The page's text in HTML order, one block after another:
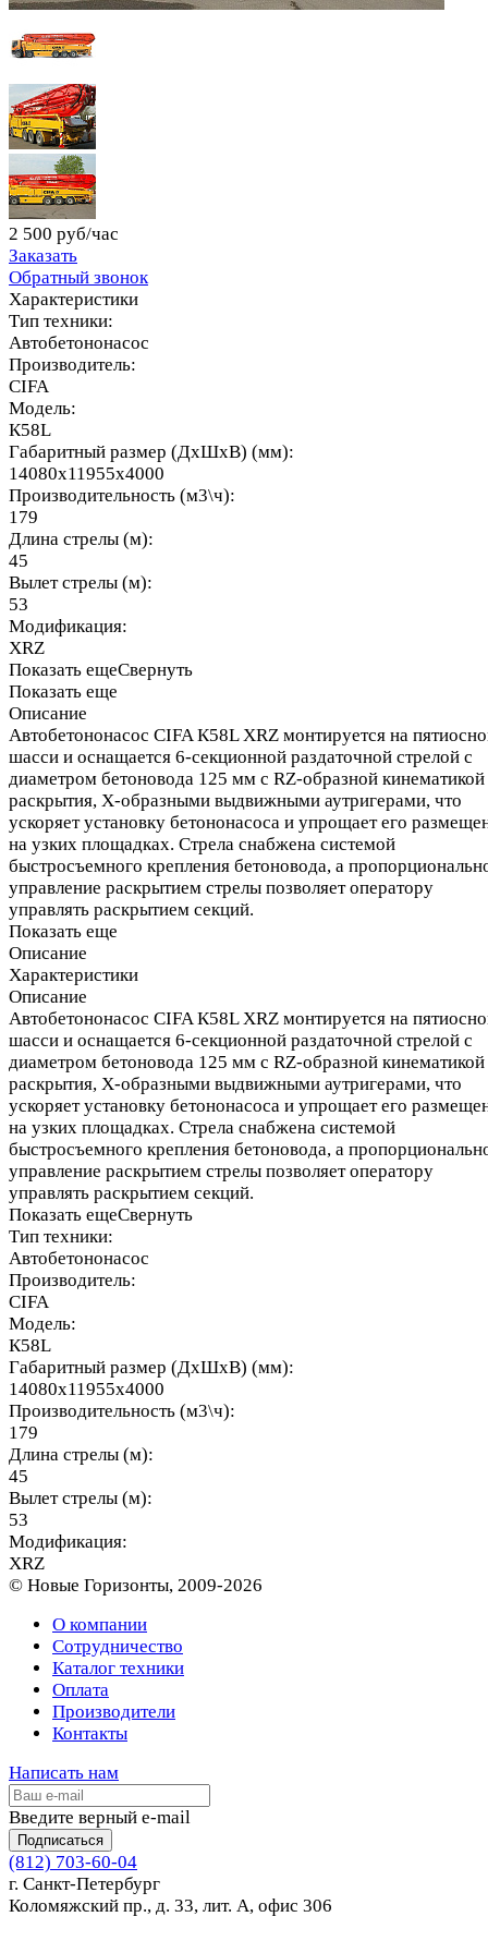
2 500 руб/час
Заказать
Обратный звонок
Характеристики
Тип техники:
Автобетононасос
Производитель:
CIFA
Модель:
К58L
Габаритный размер (ДхШхВ) (мм):
14080x11955x4000
Производительность (м3\ч):
179
Длина стрелы (м):
45
Вылет стрелы (м):
53
Модификация:
XRZ
Показать ещеСвернуть
Показать еще
Описание
Автобетононасос CIFA К58L XRZ монтируется на
шасси и оснащается 6-секционной раздаточной стрелой с
диаметром бетоновода 125 мм с RZ-образной кинематикой
раскрытия, Х-образными выдвижными аутригерами, что
ускоряет установку бетононасоса и упрощает его
на узких площадках. Стрела снабжена системой
быстросъемного крепления бетоновода, а
управление раскрытием стрелы позволяет оператору
управлять раскрытием секций.
Показать еще
Описание
Характеристики
Описание
Автобетононасос CIFA К58L XRZ монтируется на
шасси и оснащается 6-секционной раздаточной стрелой с
диаметром бетоновода 125 мм с RZ-образной кинематикой
раскрытия, Х-образными выдвижными аутригерами, что
ускоряет установку бетононасоса и упрощает его
на узких площадках. Стрела снабжена системой
быстросъемного крепления бетоновода, а
управление раскрытием стрелы позволяет оператору
управлять раскрытием секций.
Показать ещеСвернуть
Тип техники:
Автобетононасос
Производитель:
CIFA
Модель:
К58L
Габаритный размер (ДхШхВ) (мм):
14080x11955x4000
Производительность (м3\ч):
179
Длина стрелы (м):
45
Вылет стрелы (м):
53
Модификация:
XRZ
© Новые Горизонты, 2009-2026
О компании
Сотрудничество
Каталог техники
Оплата
Производители
Контакты
Написать нам
Введите верный e-mail
Подписаться
(812) 703-60-04
г. Санкт-Петербург
Коломяжский пр., д. 33, лит. А, офис 306